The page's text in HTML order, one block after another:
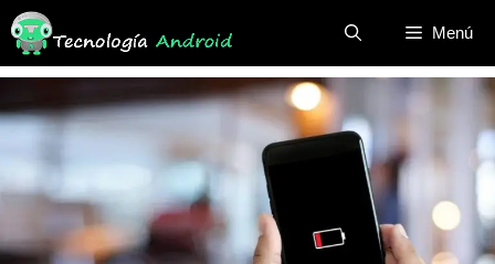
Saltar
Menú